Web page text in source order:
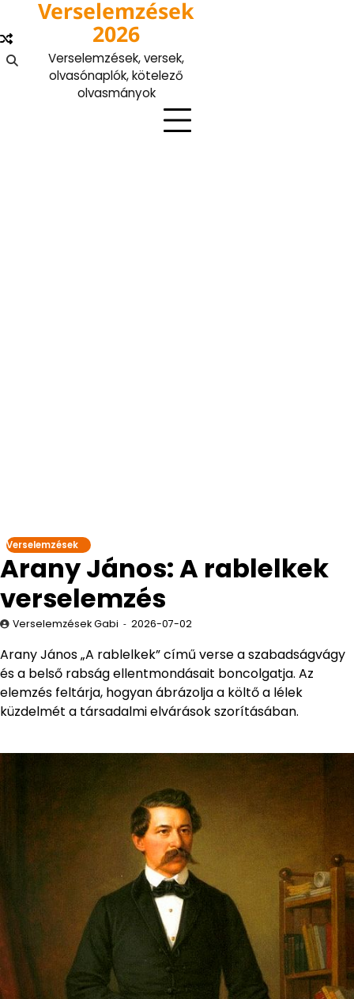
content
Verselemzések
2026
Verselemzések, versek,
olvasónaplók, kötelező
olvasmányok
Verselemzések
Arany János: A rablelkek
verselemzés
Verselemzések Gabi 2026-07-02
Arany János „A rablelkek” című verse a szabadságvágy
és a belső rabság ellentmondásait boncolgatja. Az
elemzés feltárja, hogyan ábrázolja a költő a lélek
küzdelmét a társadalmi elvárások szorításában.